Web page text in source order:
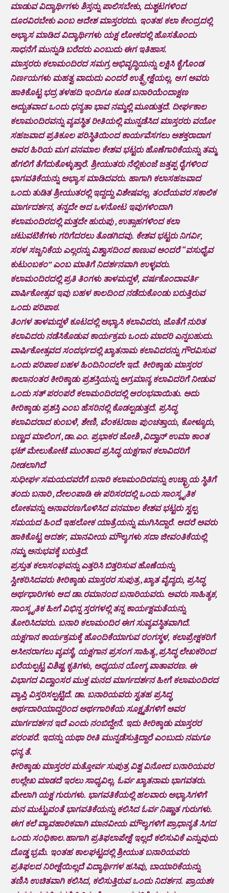
ಮಾಡುವ ವಿದ್ಯಾರ್ಥಿಗಳು ಶಿಸ್ತನ್ನು ಪಾಲಿಸಬೇಕು, ದುಶ್ಚಟಗಳಿಂದ
ದೂರವಿರಬೇಕು ಎಂಬ ಆದೇಶ ಮಾಸ್ತರರದು. ಇಂತಹ ಕಲಾ ಕೇಂದ್ರದಲ್ಲಿ
ಅಭ್ಯಾಸ ಮಾಡಿದ ವಿದ್ಯಾರ್ಥಿಗಳು ಯಕ್ಷ ಲೋಕದಲ್ಲಿ ಹೊಸತೊಂದು
ಸಾಧನೆಗೆ ಮುನ್ನುಡಿ ಬರೆದರು ಎಂಬುದು ಈಗ ಇತಿಹಾಸ.
ಮಾಸ್ತರರು ಕಲಾಮಂದಿರದ ಸಮಗ್ರ ಅಭಿವೃದ್ಧಿಯನ್ನು ಲಕ್ಷಿಸಿ ಕೈಗೊಂಡ
ನಿರ್ಣಯಗಳು ಮಹತ್ವ ವಾದುದು ಎಂದರೆ ಉತ್ಪ್ರೇಕ್ಷೆಯಲ್ಲ. ಆಗ ಅವರು
ಹಾಕಿಕೊಟ್ಟ ಭದ್ರ ತಳಹದಿ ಇಂದಿಗೂ ಕೂಡ ಬನಾರಿಯೆಂದಾಕ್ಷಣ
ಅದ್ಬುತವಾದ ಒಂದು ಧನ್ಯತಾ ಭಾವ ನಮ್ಮಲ್ಲಿ ಮೂಡುತ್ತದೆ. ದೀರ್ಘಕಾಲ
ಕಲಾಮಂದಿರವನ್ನು ವ್ಯವಸ್ಥಿತ ರೀತಿಯಲ್ಲಿ ಮುನ್ನಡೆಸಿದ ಮಾಸ್ತರರು ವಯೋ
ಸಹಜವಾದ ಪ್ರತಿಕೂಲ ಪರಿಸ್ಥಿತಿಯಿಂದ ಕಾರ್ಯವೆಸಗಲು ಅಶಕ್ತರಾದಾಗ
ಅವರ ಹಿರಿಯ ಮಗ ವನಮಾಲ ಕೇಶವ ಭಟ್ಟರು ಹೊಣೆಗಾರಿಕೆಯನ್ನು ತಮ್ಮ
ಹೆಗಲಿಗೆ ತೆಗೆದುಕೊಳ್ಳುತ್ತಾರೆ. ಶ್ರೀಯುತರು ನೆಲ್ಲಿಕುಂಜೆ ಜತ್ತಪ್ಪ ರೈಗಳಿಂದ
ಭಾಗವತಿಕೆಯನ್ನು ಅಭ್ಯಾಸ ಮಾಡಿದವರು. ಹಾಗಾಗಿ ಕಲಾಸಹಜವಾದ
ಒಂದು ತುಡಿತ ಶ್ರೀಯುತರಲ್ಲಿ ಇದ್ದದ್ದು ವಿಶೇಷವಲ್ಲ. ತಂದೆಯವರ ಸಕಾಲಿಕ
ಮಾರ್ಗದರ್ಶನ, ತನ್ನದೇ ಆದ ಒಳನೋಟ ಇವುಗಳಿಂದಾಗಿ
ಕಲಾಮಂದಿರದಲ್ಲಿ ಮತ್ತದೇ ಹುರುಪು ,ಉತ್ಸಾಹಗಳಿಂದ ಕಲಾ
ಚಟುವಟಿಕೆಗಳು ಗರಿಗೆದರಲು ತೊಡಗಿದವು. ಕೇಶವ ಭಟ್ಟರು ನಿಗರ್ವಿ,
ಸರಳ ಸಜ್ಜನಿಕೆಯ ಎಲ್ಲರನ್ನು ವಿಶ್ವಾಸದಿಂದ ಕಾಣುವ ಅಂದರೆ “ವಸುಧೈವ
ಕುಟುಂಬಕಂ” ಎಂಬ ಮಾತಿಗೆ ನಿದರ್ಶನವಾಗಿ ಉಳ್ಳವರು.
ಕಲಾಮಂದಿರದಲ್ಲಿ ಪ್ರತಿ ತಿಂಗಳು ತಾಳಮದ್ದಳೆ, ವರ್ಷಕೊಂದಾವರ್ತಿ
ವಾರ್ಷಿಕೋತ್ಸವ ಇವು ಬಹಳ ಕಾಲದಿಂದ ನಡೆದುಕೊಂಡು ಬರುತ್ತಿರುವ
ಒಂದು ಪರಿಪಾಠ.
ತಿಂಗಳ ತಾಳಮದ್ದಳೆ ಕೂಟದಲ್ಲಿ ಅಭ್ಯಾಸಿ ಕಲಾವಿದರು, ಜೊತೆಗೆ ನುರಿತ
ಕಲಾವಿದರು ನಡೆಸಿಕೊಡುವ ಕಾರ್ಯಕ್ರಮ ಒಂದು ಮಾದರಿ ಎನ್ನಬಹುದು.
ವಾರ್ಷಿಕೋತ್ಸವದ ಸಂದರ್ಭದಲ್ಲಿ ಖ್ಯಾತನಾಮ ಕಲಾವಿದರನ್ನು ಗೌರವಿಸುವ
ಒಂದು ಪರಿಪಾಠ ಬಹಳ ಹಿಂದಿನಿಂದಲೇ ಇದೆ. ಕೀರಿಕ್ಕಾಡು ಮಾಸ್ತರರ
ಕಾಲಾನಂತರ ಕೀರಿಕ್ಕಾಡು ಪ್ರಶಸ್ತಿಯನ್ನು ಅಗ್ರಮಾನ್ಯ ಕಲಾವಿದರಿಗೆ ನೀಡುವ
ಒಂದು ಸತ್ ಪರಂಪರೆ ಕಲಾಮಂದಿರದಲ್ಲಿ ಆರಂಭವಾಯಿತು. ಅದು
ಕೀರಿಕ್ಕಾಡು ಪ್ರಶಸ್ತಿ ಎಂಬ ಹೆಸರಿನಲ್ಲಿ ಕೊಡಲ್ಪಡುತ್ತದೆ. ಪ್ರಸಿದ್ಧ
ಕಲಾವಿದರಾದ ಕುಂಬಳೆ, ಶೇಣಿ, ವೆಂಕಟರಾಜ ಪುಂಚತ್ತಾಯ, ಕೋಳ್ಯೂರು,
ಬಣ್ಣದ ಮಾಲಿಂಗ ,ಡಾ.ಎಂ. ಪ್ರಭಾಕರ ಜೋಶಿ ,ವಿದ್ವಾನ್ ಉಮಾ ಕಾಂತ
ಭಟ್ ಮೇಲುಕೋಟೆ ಮುಂತಾದ ಪ್ರಸಿದ್ಧ ಯಕ್ಷಗಾನ ಕಲಾವಿದರಿಗೆ
ನೀಡಲಾಗಿದೆ
ಸುಧೀರ್ಘ ಸಮಯದವರೆಗೆ ಬನಾರಿ ಕಲಾಮಂದಿರವನ್ನು ಉಚ್ಛ್ರಾಯ ಸ್ಥಿತಿಗೆ
ತಂದು ಬನಾರಿ ,ದೇಲಂಪಾಡಿ ಈ ಪರಿಸರದಲ್ಲಿ ಒಂದು ಸಾಂಸ್ಕೃತಿಕ
ಲೋಕವನ್ನು ಅನಾವರಣಗೊಳಿಸಿದ ವನಮಾಲ ಕೇಶವ ಭಟ್ಟರು ಸ್ವಲ್ಪ
ಸಮಯದ ಹಿಂದೆ ಇಹಲೋಕ ಯಾತ್ರೆಯನ್ನು ಮುಗಿಸಿದ್ದಾರೆ. ಆದರೆ ಅವರು
ಹಾಕಿಕೊಟ್ಟ ಆದರ್ಶ, ಮಾನವೀಯ ಮೌಲ್ಯಗಳು ಸದಾ ಜೀವಂತಿಕೆಯಲ್ಲಿ
ನಮ್ಮ ಅನುಭವಕ್ಕೆ ಬರುತ್ತಿದೆ.
ಪ್ರಸ್ತುತ ಕಲಾಸಂಘವನ್ನು ಎತ್ತರಿಸಿ ಬಿತ್ತರಿಸುವ ಹೊಣೆಯನ್ನು
ಸ್ವೀಕರಿಸಿದವರು ಕೀರಿಕ್ಕಾಡು ಮಾಸ್ತರರ ಸುಪುತ್ರ ,ಖ್ಯಾತ ವೈದ್ಯರು, ಪ್ರಸಿದ್ಧ
ಅರ್ಥಧಾರಿಗಳು ಆದ ಡಾ.ರಮಾನಂದ ಬನಾರಿಯವರು. ಅವರು ಸಾಹಿತ್ಯಕ,
ಸಾಂಸ್ಕೃತಿಕ ಹೀಗೆ ವಿಭಿನ್ನ ಸ್ತರಗಳಲ್ಲಿ ತನ್ನ ಕಾರ್ಯಕ್ಷಮತೆಯನ್ನು
ತೋರಿಸಿದವರು. ಬನಾರಿ ಕಲಾಮಂದಿರ ಈಗ ಸುವ್ಯವಸ್ಥಿತವಾಗಿದೆ.
ಯಕ್ಷಗಾನ ಕಾರ್ಯಕ್ರಮಕ್ಕೆ ಹೊಂದಿಕೆಯಾಗುವ ರಂಗಸ್ಥಳ, ಕಲಾಪ್ರೇಕ್ಷಕರಿಗೆ
ಆಸೀನರಾಗಲು ವ್ಯವಸ್ಥೆ, ಯಕ್ಷಗಾನ ಪ್ರಸಂಗ ಸಾಹಿತ್ಯ ,ಪ್ರಸಿದ್ಧ ಲೇಖಕರಿಂದ
ಬರೆಯಲ್ಪಟ್ಟ ವಿಶಿಷ್ಟ ಕೃತಿಗಳು, ಅಧ್ಯಯನ ಯೋಗ್ಯ ವಾತಾವರಣ. ಈ
ವಿಭಾಗದ ವಿದ್ವಾಂಸರ ಮುಕ್ತ ಮನದ ಮಾರ್ಗದರ್ಶನ ಹೀಗೆ ಕಲಾಮಂದಿರದ
ವ್ಯಾಪ್ತಿ ವಿಸ್ತರಿಸಲ್ಪಟ್ಟಿದೆ. ಡಾ. ಬನಾರಿಯವರು ಸ್ವತಹ ಪ್ರಸಿದ್ಧ
ಅರ್ಥದಾರಿಯಾದ್ದರಿಂದ ಅರ್ಥಗಾರಿಕೆಯ ಸೂಕ್ಷ್ಮತೆಗಳಿಗೆ ಅವರ
ಮಾರ್ಗದರ್ಶನ ಇದೆ ಎಂದು ನಂಬಿದ್ದೇನೆ. ಇದು ಕೀರಿಕ್ಕಾಡು ಮಾಸ್ತರರ
ಪರಂಪರೆ. ಇದನ್ನು ಯಥಾ ರೀತಿ ಮುನ್ನಡೆಸುತ್ತಿದ್ದಾರೆ ಎಂಬುದು ನಮಗೂ
ಧನ್ಯ ತೆ.
ಕೀರಿಕ್ಕಾಡು ಮಾಸ್ತರರ ಮತ್ತೋರ್ವ ಸುಪುತ್ರ ವಿಶ್ವ ವಿನೋದ ಬನಾರಿಯವರ
ಉಲ್ಲೇಖ ಮಾಡದೆ ಇರಲು ಸಾಧ್ಯವಿಲ್ಲ. ಓರ್ವ ಖ್ಯಾತನಾಮ ಭಾಗವತರು.
ಮೇಲಾಗಿ ಯಕ್ಷ ಗುರುಗಳು. ಭಾಗವತಿಕೆಯಲ್ಲಿ ಹಲವಾರು ಅಭ್ಯಾಸಿಗಳಿಗೆ
ಮನ ಮುಟ್ಟುವಂತೆ ಭಾಗವತಿಕೆಯನ್ನು ಕಲಿಸಿದ ಓರ್ವ ನಿಷ್ಣಾತ ಗುರುಗಳು.
ಈಗ ಕಲೆ ವ್ಯಾವಹಾರಿಕವಾಗಿ ಮಾನವೀಯ ಮೌಲ್ಯಗಳಿಗೆ ಪ್ರಾಧಾನ್ಯತೆ ಸಿಗದ
ಒಂದು ಸಂಧಿಕಾಲ.ಹಾಗಾಗಿ ಪ್ರತಿಫಲಾಪೇಕ್ಷೆ ಇಲ್ಲದೆ ಕಲಿಸುವಿಕೆ ಎನ್ನುವುದು
ದೊಡ್ಡ ಭ್ರಮೆ. ಇಂತಹ ಕಾಲಘಟ್ಟದಲ್ಲಿ ಶ್ರೀಯುತ ಬನಾರಿಯವರು
ಪ್ರತಿಫಲದ ನಿರೀಕ್ಷೆಯಿಲ್ಲದೆ ವಿದ್ಯಾರ್ಥಿಗಳ ಹಸಿವು, ಬಾಯಾರಿಕೆಯನ್ನು
ತಣಿಸಿ ಉಚಿತವಾಗಿ ಕಲಿಸಿದ, ಕಲಿಸುತ್ತಿರುವ ಒಂದು ನಿದರ್ಶನ. ಪ್ರಾಯಶಃ